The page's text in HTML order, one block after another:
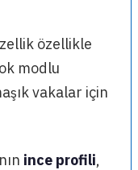
özellikle
modlu
vakalar için
ince profili,